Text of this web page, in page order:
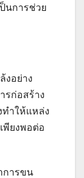
นการช่วย
งอย่าง
รก่อสร้าง
ทำให้แหล่ง
พียงพอต่อ
การขน